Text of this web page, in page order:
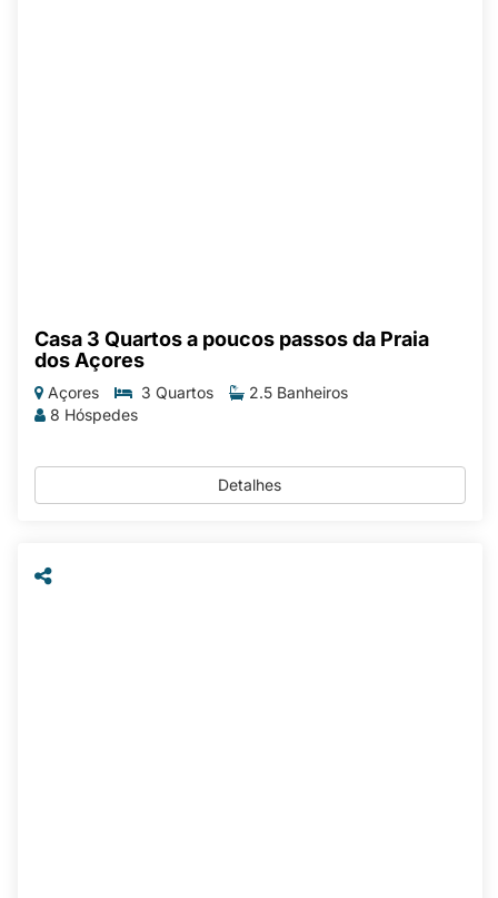
Casa 3 Quartos a poucos passos da Praia
dos Açores
Açores 3 Quartos
2.5 Banheiros
8 Hóspedes
Detalhes